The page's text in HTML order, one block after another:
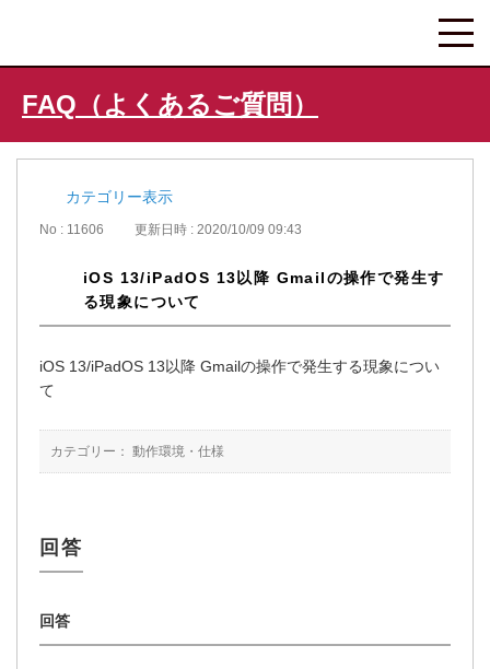
FAQ（よくあるご質問）
カテゴリー表示
No : 11606 更新日時 : 2020/10/09 09:43
iOS 13/iPadOS 13以降 Gmailの操作で発生す
る現象について
iOS 13/iPadOS 13以降 Gmailの操作で発生する現象につい
て
カテゴリー： 動作環境・仕様